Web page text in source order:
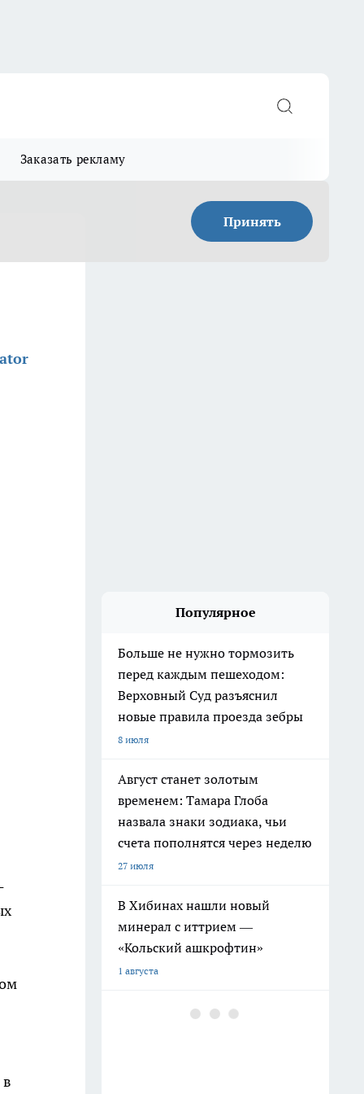
Заказать рекламу
Принять
Популярное
Больше не нужно тормозить
перед каждым пешеходом:
Верховный Суд разъяснил
новые правила проезда зебры
8 июля
Август станет золотым
временем: Тамара Глоба
назвала знаки зодиака, чьи
счета пополнятся через неделю
27 июля
В Хибинах нашли новый
минерал с иттрием —
«Кольский ашкрофтин»
1 августа
Вселенная исполнит ваши